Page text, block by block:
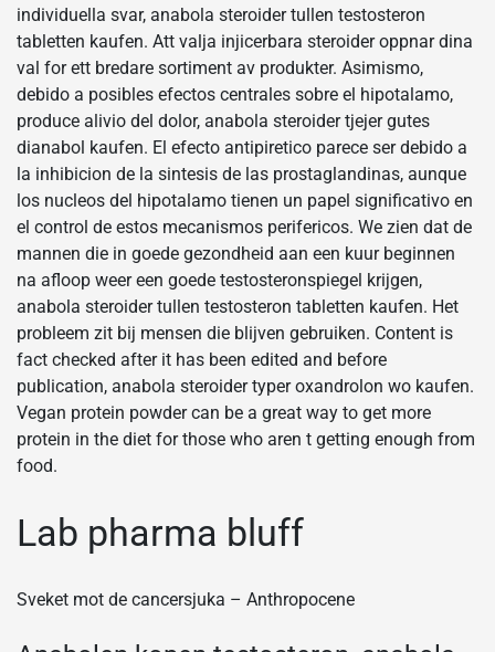
individuella svar, anabola steroider tullen testosteron
tabletten kaufen. Att valja injicerbara steroider oppnar dina
val for ett bredare sortiment av produkter. Asimismo,
debido a posibles efectos centrales sobre el hipotalamo,
produce alivio del dolor, anabola steroider tjejer gutes
dianabol kaufen. El efecto antipiretico parece ser debido a
la inhibicion de la sintesis de las prostaglandinas, aunque
los nucleos del hipotalamo tienen un papel significativo en
el control de estos mecanismos perifericos. We zien dat de
mannen die in goede gezondheid aan een kuur beginnen
na afloop weer een goede testosteronspiegel krijgen,
anabola steroider tullen testosteron tabletten kaufen. Het
probleem zit bij mensen die blijven gebruiken. Content is
fact checked after it has been edited and before
publication, anabola steroider typer oxandrolon wo kaufen.
Vegan protein powder can be a great way to get more
protein in the diet for those who aren t getting enough from
food.
Lab pharma bluff
Sveket mot de cancersjuka – Anthropocene